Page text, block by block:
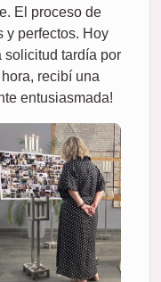
El proceso de
y perfectos. Hoy
solicitud tardía por
recibí una
entusiasmada!